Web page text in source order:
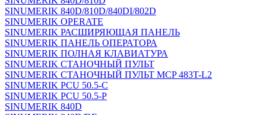
SINUMERIK 840D/810D/840DI/802D
SINUMERIK OPERATE
SINUMERIK РАСШИРЯЮЩАЯ ПАНЕЛЬ
SINUMERIK ПАНЕЛЬ ОПЕРАТОРА
SINUMERIK ПОЛНАЯ КЛАВИАТУРА
SINUMERIK СТАНОЧНЫЙ ПУЛЬТ
SINUMERIK СТАНОЧНЫЙ ПУЛЬТ MCP 483T-L2
SINUMERIK PCU 50.5-C
SINUMERIK PCU 50.5-P
SINUMERIK 840D